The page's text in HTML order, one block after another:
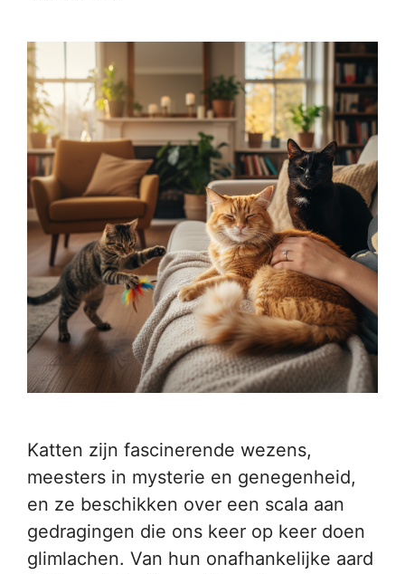
Katten zijn fascinerende wezens,
meesters in mysterie en genegenheid,
en ze beschikken over een scala aan
gedragingen die ons keer op keer doen
glimlachen. Van hun onafhankelijke aard